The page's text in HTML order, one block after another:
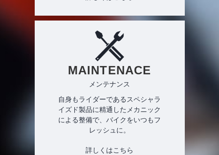
MAINTENACE
メンテナンス
自身もライダーであるスペシャラ
イズド製品に精通したメカニック
による整備で、バイクをいつもフ
レッシュに。
詳しくはこちら